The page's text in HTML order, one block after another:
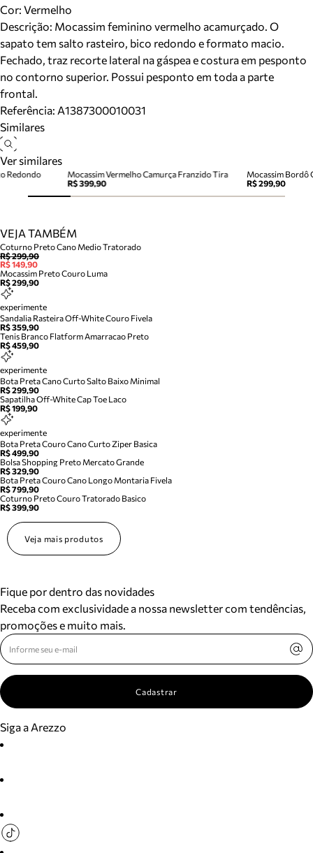
Cor: Vermelho
Descrição: Mocassim feminino vermelho acamurçado. O
sapato tem salto rasteiro, bico redondo e formato macio.
Fechado, traz recorte lateral na gáspea e costura em pesponto
no contorno superior. Possui pesponto em toda a parte
frontal.
Referência: A1387300010031
Similares
Ver similares
Mocassim Vermelho Camurça Franzido Tira
R$ 399,90
R$ 299,90
Redondo
VEJA TAMBÉM
Coturno Preto Cano Medio Tratorado
R$ 299,90
R$ 149,90
Mocassim Preto Couro Luma
R$ 299,90
experimente
Sandalia Rasteira Off-White Couro Fivela
R$ 359,90
Tenis Branco Flatform Amarracao Preto
R$ 459,90
experimente
Bota Preta Cano Curto Salto Baixo Minimal
R$ 299,90
Sapatilha Off-White Cap Toe Laco
R$ 199,90
experimente
Bota Preta Couro Cano Curto Ziper Basica
R$ 499,90
Bolsa Shopping Preto Mercato Grande
R$ 329,90
Bota Preta Couro Cano Longo Montaria Fivela
R$ 799,90
Coturno Preto Couro Tratorado Basico
R$ 399,90
Veja mais produtos
Fique por dentro das novidades
Receba com exclusividade a nossa newsletter com tendências,
promoções e muito mais.
Cadastrar
Siga a Arezzo